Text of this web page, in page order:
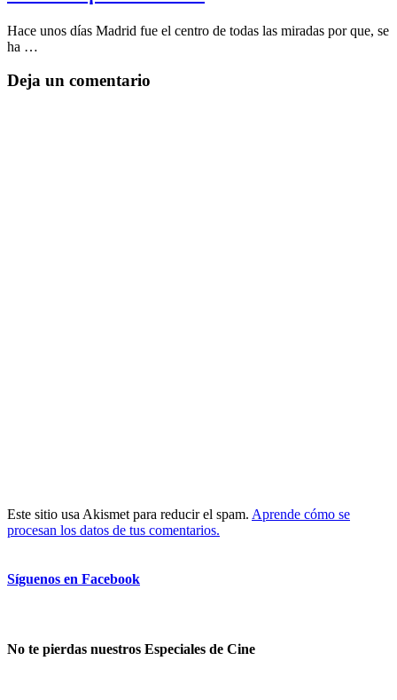
Hace unos días Madrid fue el centro de todas las miradas por que, se
ha …
Deja un comentario
Este sitio usa Akismet para reducir el spam. Aprende cómo se
procesan los datos de tus comentarios.
Síguenos en Facebook
No te pierdas nuestros Especiales de Cine